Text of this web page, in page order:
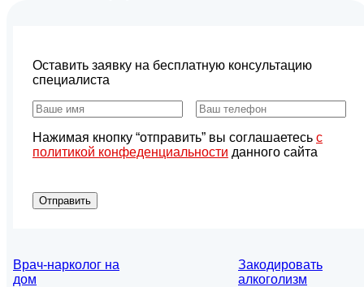
Оставить заявку на бесплатную консультацию
специалиста
Нажимая кнопку “отправить” вы соглашаетесь с
политикой конфеденциальности данного сайта
Отправить
Врач-нарколог на
дом
Закодировать
алкоголизм